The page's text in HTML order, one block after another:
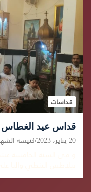
قداسات
قداس عيد الغطاس
20 يناير، 2023 كنيسة